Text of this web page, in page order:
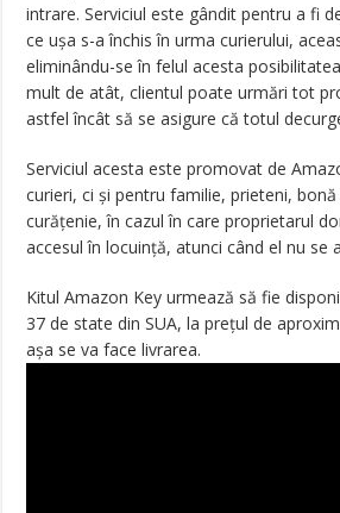
intrare. Serviciul este gândit pentru a fi
ce ușa s-a închis în urma curierului,
eliminându-se în felul acesta
mult de atât, clientul poate urmări tot
astfel încât să se asigure că totul
Serviciul acesta este promovat de
curieri, ci și pentru familie, prieteni,
curățenie, în cazul în care proprietarul
accesul în locuință, atunci când el nu se
Kitul Amazon Key urmează să fie
37 de state din SUA, la prețul de
așa se va face livrarea.